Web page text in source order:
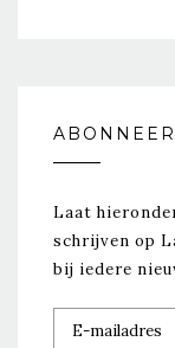
Laat
schrijven op
bij iedere
mailadres